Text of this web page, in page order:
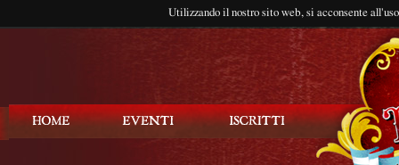
Utilizzando il nostro sito web, si acconsente